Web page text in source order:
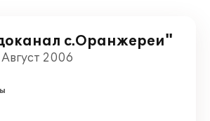
с.Оранжереи"
2006